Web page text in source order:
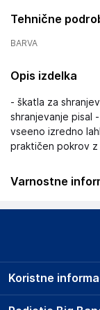
Tehnične
BARVA
Opis izdelka
- škatla za
shranjevanje pisal
vseeno izredno
praktičen pokrov z
Varnostne
Podatki o
DURABLE Hunke
Koristne
Prodajna mesta